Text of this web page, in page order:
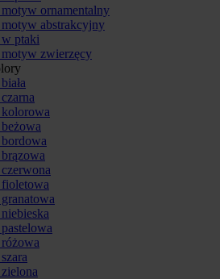
motyw ornamentalny
motyw abstrakcyjny
w ptaki
motyw zwierzęcy
kolorowa
fioletowa